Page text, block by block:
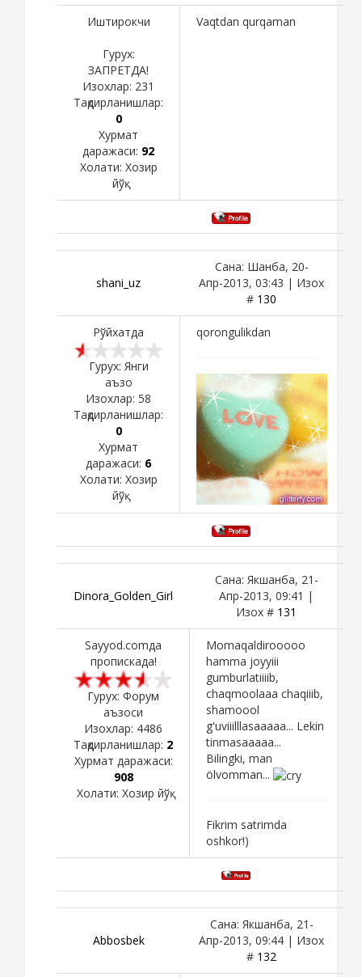
Иштирокчи
Гурух:
ЗАПРЕТДА!
Изохлар: 231
Тақдирланишлар:
0
Хурмат
даражаси: 92
Холати: Хозир
йўқ
Vaqtdan qurqaman
shani_uz
Сана: Шанба, 20-
Апр-2013, 03:43 | Изох
# 130
Рўйхатда
Гурух: Янги
аъзо
Изохлар: 58
Тақдирланишлар:
0
Хурмат
даражаси: 6
Холати: Хозир
йўқ
qorongulikdan
Dinora_Golden_Girl
Сана: Якшанба, 21-
Апр-2013, 09:41 |
Изох # 131
Sayyod.comда
пропискада!
Гурух: Форум
аъзоси
Изохлар: 4486
Тақдирланишлар: 2
Хурмат даражаси:
908
Холати: Хозир йўқ
Momaqaldirooooo
hamma joyyiii
gumburlatiiiib,
chaqmoolaaa chaqiiib,
shamoool
g'uviiilllasaaaaa... Lekin
tinmasaaaaa...
Bilingki, man
ölvomman...
Fikrim satrimda
oshkor!)
Abbosbek
Сана: Якшанба, 21-
Апр-2013, 09:44 | Изох
# 132